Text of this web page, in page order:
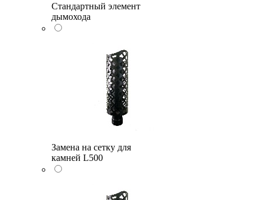
Стандартный элемент
дымохода
Замена на сетку для
камней L500